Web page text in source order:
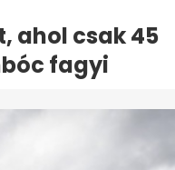
ahol csak 45
fagyi